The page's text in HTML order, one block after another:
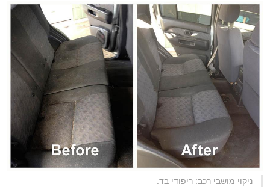
ניקוי מושבי רכב: ריפודי בד.